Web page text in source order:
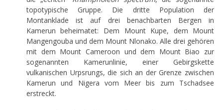
topotypische Gruppe. Die dritte Population der
Montanklade ist auf drei benachbarten Bergen in
Kamerun beheimatet: Dem Mount Kupe, dem Mount
Mangengouba und dem Mount Nlonako. Alle drei gehören
mit dem Mount Cameroon und dem Mount Biao zur
sogenannten Kamerunlinie, einer Gebirgskette
vulkanischen Urpsrungs, die sich an der Grenze zwischen
Kamerun und Nigera vom Meer bis zum Tschadsee
erstreckt.